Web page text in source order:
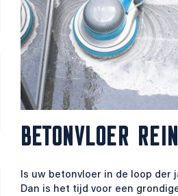
BETONVLOER
Is uw betonvloer in de loop der
Dan is het tijd voor een